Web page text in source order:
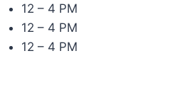
12 – 4 PM
12 – 4 PM
12 – 4 PM